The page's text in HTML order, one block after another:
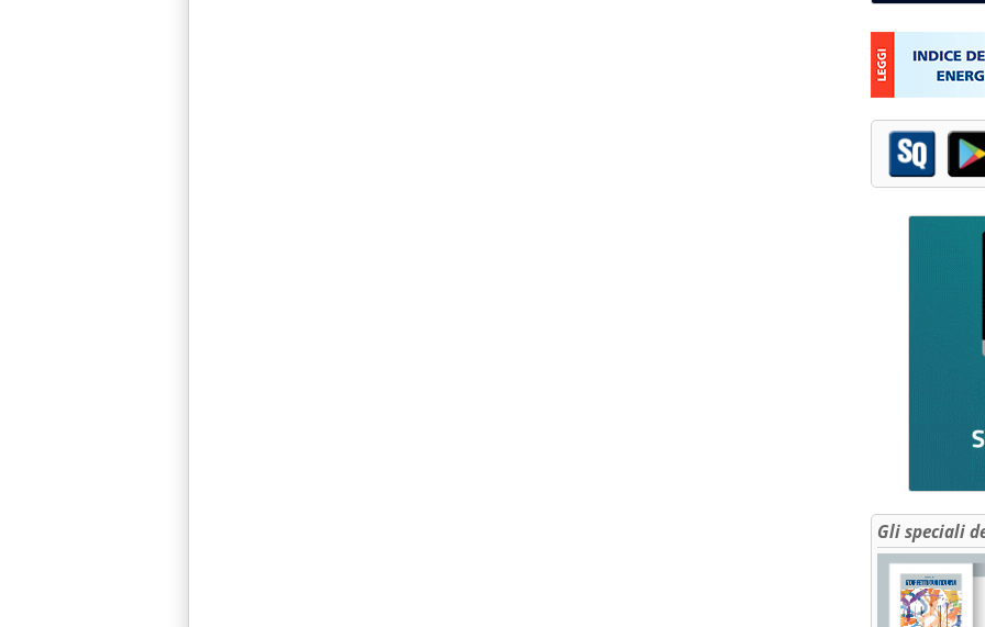
Gli speciali